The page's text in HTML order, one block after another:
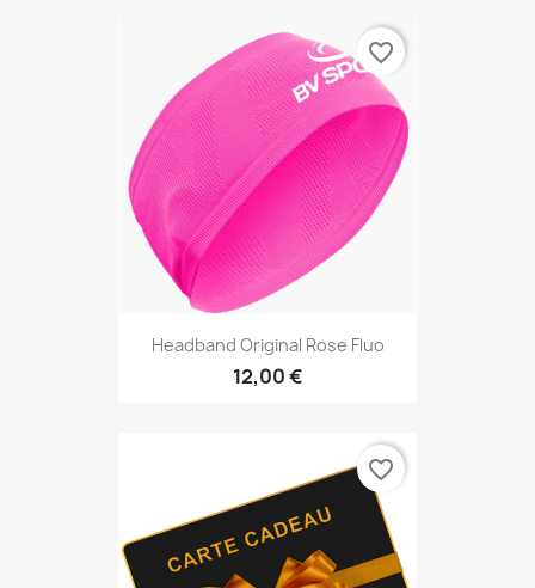
Headband Original Rose Fluo
12,00 €
favorite_border
favorite_border